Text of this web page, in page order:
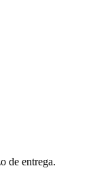
de entrega.